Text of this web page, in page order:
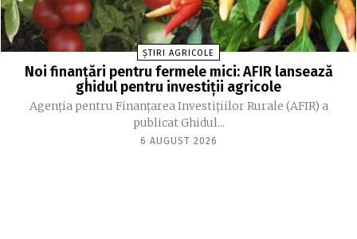
ȘTIRI AGRICOLE
Noi finanțări pentru fermele mici: AFIR lansează
ghidul pentru investiții agricole
Agenția pentru Finanțarea Investițiilor Rurale (AFIR) a
publicat Ghidul...
6 AUGUST 2026